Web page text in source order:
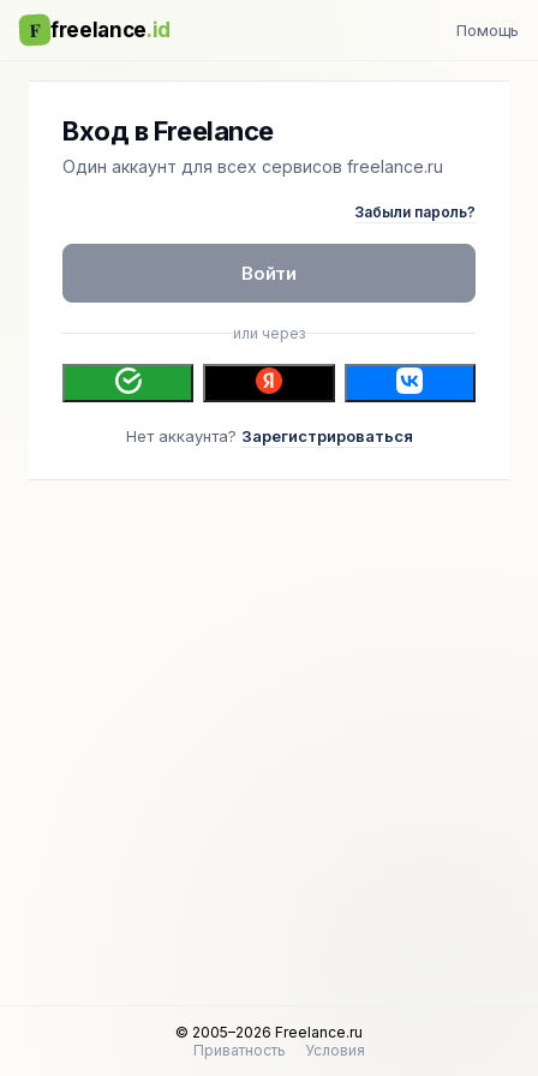
F freelance.id Помощь
Вход в Freelance
Один аккаунт для всех сервисов freelance.ru
Забыли пароль?
Войти
или через
Нет аккаунта? Зарегистрироваться
© 2005–2026 Freelance.ru
Приватность
Условия